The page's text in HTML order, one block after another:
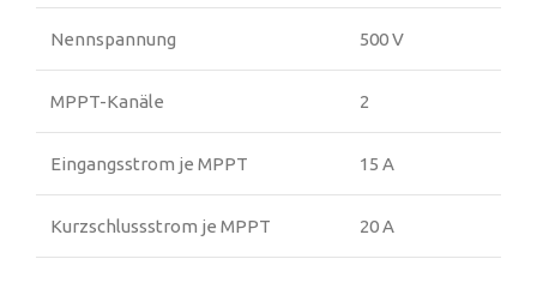
Nennspannung 500 V
MPPT-Kanäle 2
Eingangsstrom je MPPT 15 A
Kurzschlussstrom je MPPT 20 A